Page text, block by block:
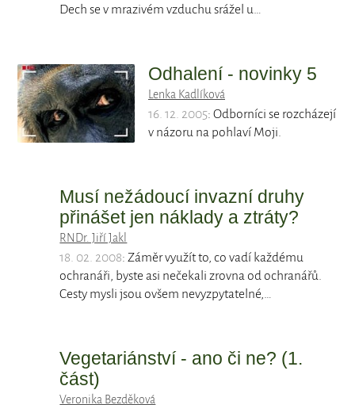
Dech se v mrazivém vzduchu srážel u…
Odhalení - novinky 5
Lenka Kadlíková
16. 12. 2005: Odborníci se rozcházejí
v názoru na pohlaví Moji.
Musí nežádoucí invazní druhy
přinášet jen náklady a ztráty?
RNDr. Jiří Jakl
18. 02. 2008: Záměr využít to, co vadí každému
ochranáři, byste asi nečekali zrovna od ochranářů.
Cesty mysli jsou ovšem nevyzpytatelné,…
Vegetariánství - ano či ne? (1.
část)
Veronika Bezděková